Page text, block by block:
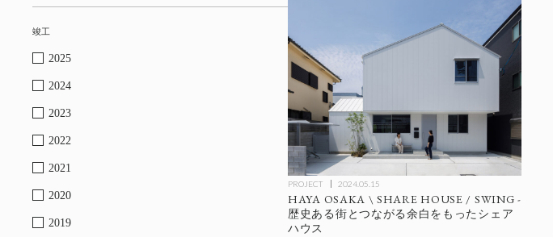
PROJECT 2024.05.15
HAYA OSAKA \ SHARE HOUSE / SWING -
歴史ある街とつながる余白をもったシェア
ハウス
竣工
2025
2024
2023
2022
2021
2020
2019